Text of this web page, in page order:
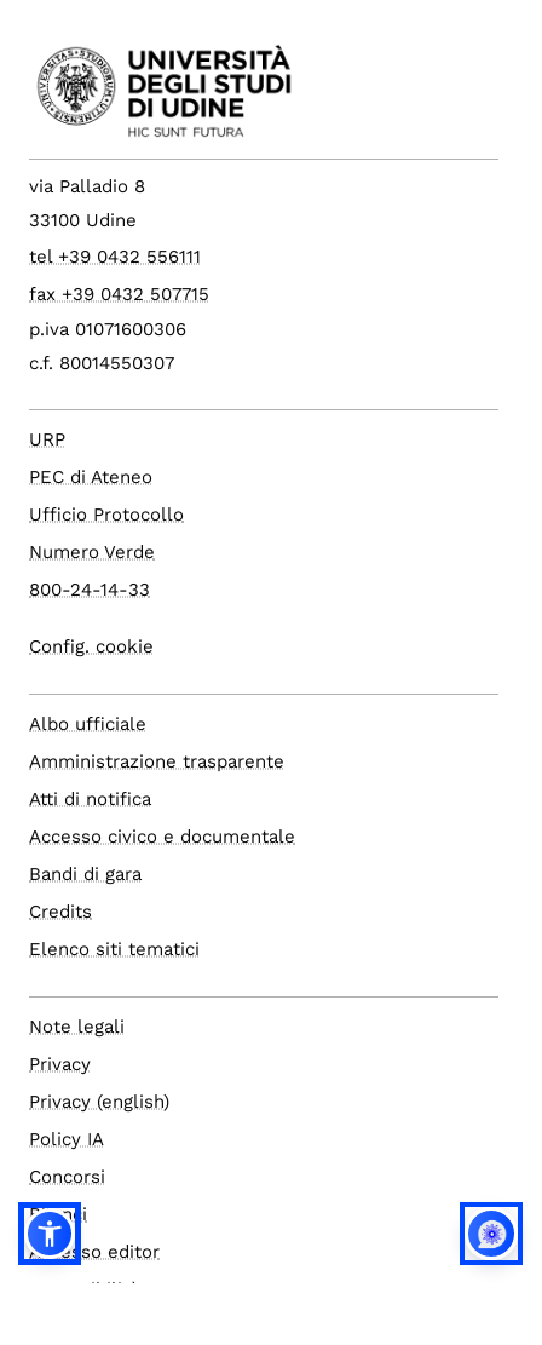
via Palladio 8
33100 Udine
tel +39 0432 556111
fax +39 0432 507715
p.iva 01071600306
c.f. 80014550307
URP
PEC di Ateneo
Ufficio Protocollo
Numero Verde
800-24-14-33
Config. cookie
Albo ufficiale
Amministrazione trasparente
Atti di notifica
Accesso civico e documentale
Bandi di gara
Credits
Elenco siti tematici
Note legali
Privacy
Privacy (english)
Policy IA
Concorsi
Bilanci
Accesso editor
Accessibilità